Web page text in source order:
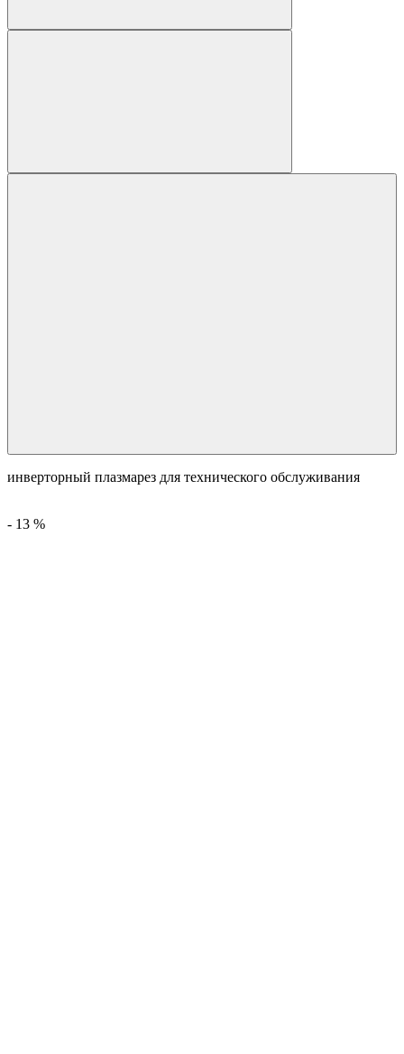
инверторный плазмарез для технического обслуживания
- 13 %